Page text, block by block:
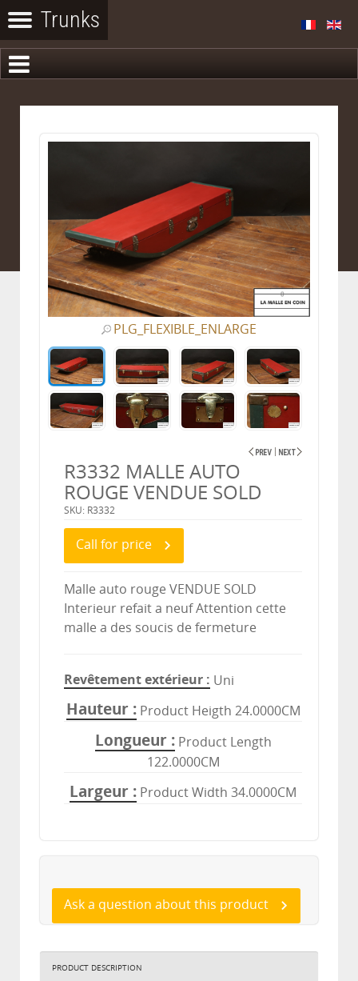
PLG_FLEXIBLE_ENLARGE
R3332 MALLE AUTO
ROUGE VENDUE SOLD
SKU: R3332
Call for price
Malle auto rouge VENDUE SOLD
Interieur refait a neuf Attention cette
malle a des soucis de fermeture
Revêtement extérieur Uni
Hauteur Product Heigth 24.0000CM
Longueur
Product Length
122.0000CM
Largeur Product Width 34.0000CM
Ask a question about this product
PRODUCT DESCRIPTION